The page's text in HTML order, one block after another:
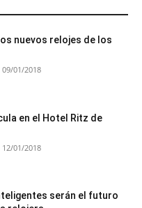
nuevos relojes de los
09/01/2018
en el Hotel Ritz de
12/01/2018
serán el futuro